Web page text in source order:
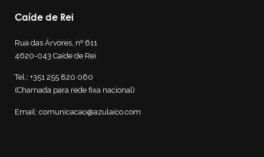
Caíde de Rei
Rua das Árvores, nº 611
4620-043 Caíde de Rei
Tel.: +351 255 820 060
(Chamada para rede fixa nacional)
Email: comunicacao@azulaico.com